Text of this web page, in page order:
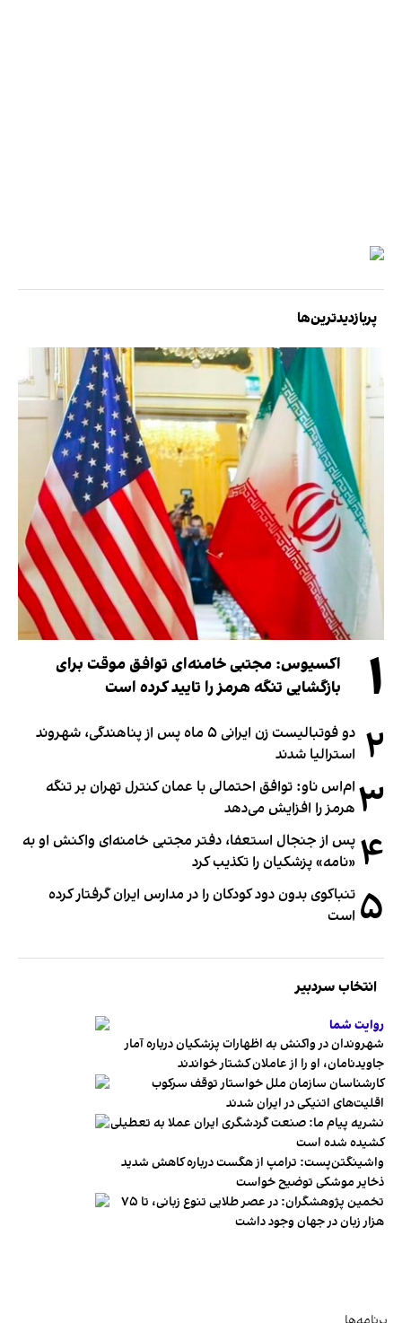
پربازدیدترین‌ها
۱
اکسیوس: مجتبی خامنه‌ای توافق موقت برای
بازگشایی تنگه هرمز را تایید کرده است
۲
دو فوتبالیست زن ایرانی ۵ ماه پس از پناهندگی، شهروند
استرالیا شدند
۳ ام‌اس ناو: توافق احتمالی با عمان کنترل تهران بر تنگه
هرمز را افزایش می‌دهد
۴ پس از جنجال استعفا، دفتر مجتبی خامنه‌ای واکنش او به
«نامه» پزشکیان را تکذیب کرد
۵ تنباکوی بدون دود کودکان را در مدارس ایران گرفتار کرده
است
انتخاب سردبیر
روایت شما
شهروندان در واکنش به اظهارات پزشکیان درباره آمار
جاویدنامان، او را از عاملان کشتار خواندند
کارشناسان سازمان ملل خواستار توقف سرکوب
اقلیت‌های اتنیکی در ایران شدند
نشریه پیام ما: صنعت گردشگری ایران عملا به تعطیلی
کشیده شده است
واشینگتن‌پست: ترامپ از هگست درباره کاهش شدید
ذخایر موشکی توضیح خواست
تخمین پژوهشگران: در عصر طلایی تنوع زبانی، تا ۷۵
هزار زبان در جهان وجود داشت